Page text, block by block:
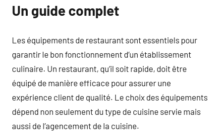
Un guide complet
Les équipements de restaurant sont essentiels pour
garantir le bon fonctionnement d’un établissement
culinaire. Un restaurant, qu’il soit rapide, doit être
équipé de manière efficace pour assurer une
expérience client de qualité. Le choix des équipements
dépend non seulement du type de cuisine servie mais
aussi de l’agencement de la cuisine.